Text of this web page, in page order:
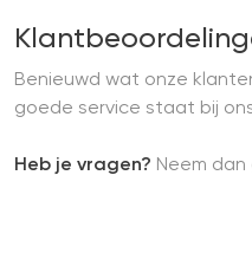
Benieuwd wat onze
goede service staat bij
Heb je vragen? Neem